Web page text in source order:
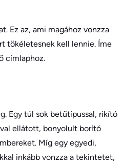
Ez az, ami magához vonzza
tökéletesnek kell lennie. Íme
címlaphoz.
Egy túl sok betűtípussal, rikító
ellátott, bonyolult borító
Míg egy egyedi,
inkább vonzza a tekintetet,